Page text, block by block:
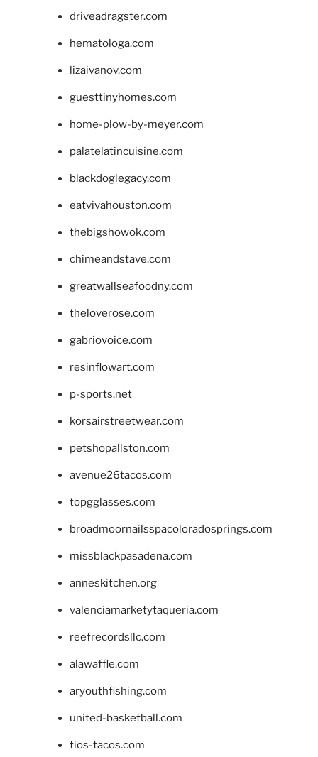
driveadragster.com
hematologa.com
lizaivanov.com
guesttinyhomes.com
home-plow-by-meyer.com
palatelatincuisine.com
blackdoglegacy.com
eatvivahouston.com
thebigshowok.com
chimeandstave.com
greatwallseafoodny.com
theloverose.com
gabriovoice.com
resinflowart.com
p-sports.net
korsairstreetwear.com
petshopallston.com
avenue26tacos.com
topgglasses.com
broadmoornailsspacoloradosprings.com
missblackpasadena.com
anneskitchen.org
valenciamarketytaqueria.com
reefrecordsllc.com
alawaffle.com
aryouthfishing.com
united-basketball.com
tios-tacos.com